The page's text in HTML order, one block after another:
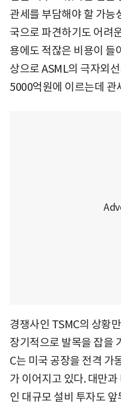
관세를 부담해야 할 가능
국으로 파견하기도 어려
용에도 적잖은 비용이 들
상으로 ASML의 극자외
5000억원에 이르는데 관
경쟁사인 TSMC의 상황
장기적으로 발목을 잡을
C는 미국 공장을 전격 가
가 이어지고 있다. 대만
인 대규모 설비 투자도